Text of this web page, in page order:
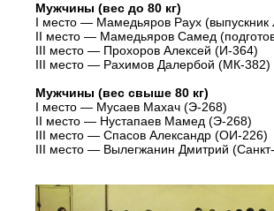
Мужчины (вес до 80 кг)
I место — Мамедьяров Раух
II место — Мамедьяров Самед
III место — Прохоров Алексей (И-364)
III место — Рахимов Далербой (МК-382)
Мужчины (вес свыше 80 кг)
I место — Мусаев Махач (Э-268)
II место — Нустапаев Мамед (Э-268)
III место — Спасов Александр (ОИ-226)
III место — Вылегжанин Дмитрий (Санкт-